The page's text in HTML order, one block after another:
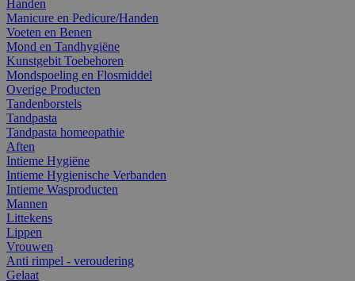
Handen
Manicure en Pedicure/Handen
Voeten en Benen
Mond en Tandhygiëne
Kunstgebit Toebehoren
Mondspoeling en Flosmiddel
Overige Producten
Tandenborstels
Tandpasta
Tandpasta homeopathie
Aften
Intieme Hygiëne
Intieme Hygienische Verbanden
Intieme Wasproducten
Mannen
Littekens
Lippen
Vrouwen
Anti rimpel - veroudering
Gelaat